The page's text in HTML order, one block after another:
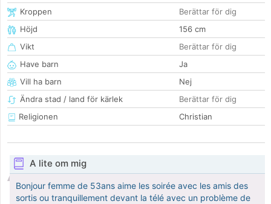
Kroppen
Berättar för dig
Höjd
156 cm
Vikt
Berättar för dig
Have barn
Ja
Vill ha barn
Nej
Ändra stad / land för kärlek
Berättar för dig
Religionen
Christian
A lite om mig
Bonjour femme de 53ans aime les soirée avec les amis des
sortis ou tranquillement devant la télé avec un problème de